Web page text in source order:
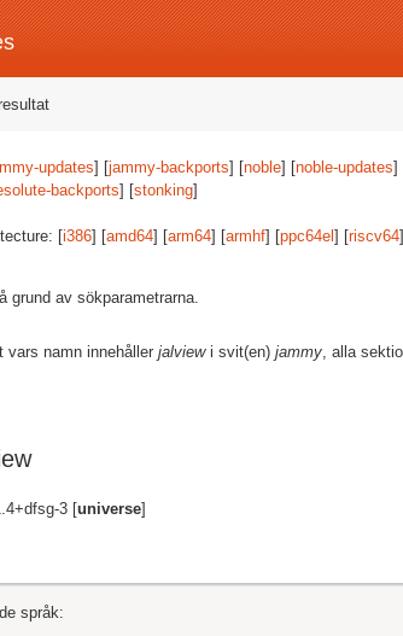
updates] [jammy-backports] [noble] [noble-updates]
backports] [stonking]
[i386] [amd64] [arm64] [armhf] [ppc64el ] [riscv64
av sökparametrarna.
vars namn innehåller jalviewi svit(en) jammy, alla
3 [universe]
språk: